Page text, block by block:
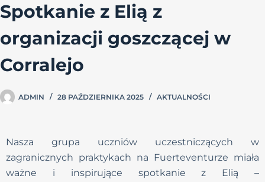
Spotkanie z Elią z
organizacji goszczącej w
Corralejo
ADMIN 28 PAŹDZIERNIKA 2025 AKTUALNOŚCI
Nasza grupa uczniów uczestniczących w
zagranicznych praktykach na Fuerteventurze miała
ważne i inspirujące spotkanie z Elią –